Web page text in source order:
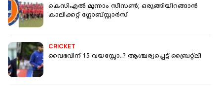
കെസിഎല്‍ മൂന്നാം സീസണ്‍; ഒരുങ്ങിയിറങ്ങാന്‍
കാലിക്കറ്റ് ഗ്ലോബ്സ്റ്റാര്‍സ്
CRICKET
വൈഭവിന് 15 വയസ്സോ..? ആശ്ചര്യപ്പെട്ട് ബ്രൈറ്റ്‌ലീ